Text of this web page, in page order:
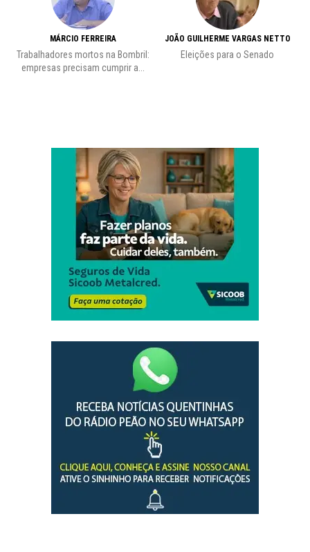
MÁRCIO FERREIRA
Trabalhadores mortos na Bombril:
empresas precisam cumprir a...
JOÃO GUILHERME VARGAS NETTO
Eleições para o Senado